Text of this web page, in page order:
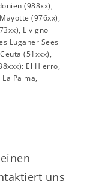
(988xx),
(976xx),
Livigno
Luganer Sees
(51xxx),
El Hierro,
Palma,
uns